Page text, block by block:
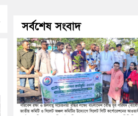
সর্বশেষ সংবাদ